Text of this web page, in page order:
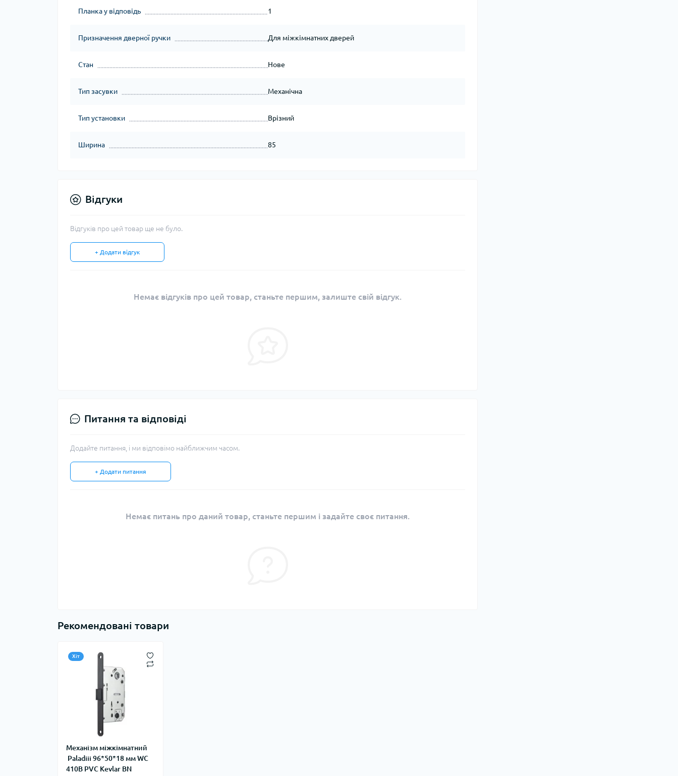
Планка у відповідь 1
Призначення дверної ручки Для міжкімнатних дверей
Стан Нове
Тип засувки Механічна
Тип установки Врізний
Ширина 85
Відгуки
Відгуків про цей товар ще не було.
+ Додати відгук
Немає відгуків про цей товар, станьте першим, залиште свій відгук.
Питання та відповіді
Додайте питання, і ми відповімо найближчим часом.
+ Додати питання
Немає питань про даний товар, станьте першим і задайте своє питання.
Рекомендовані товари
Хіт
Механізм міжкімнатний
Paladiii 96*50*18 мм WC
410B PVC Kevlar BN